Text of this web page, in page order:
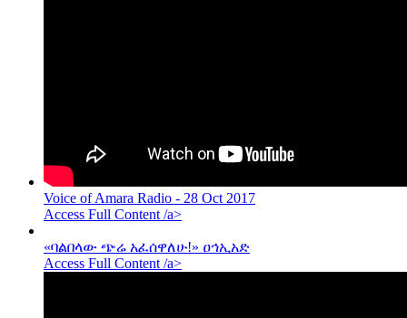
Voice of Amara Radio - 28 Oct 2017
Access Full Content /a>
«ባልበላው ጭሬ አፈሰዋለሁ!» ዐኅኢአድ
Access Full Content /a>